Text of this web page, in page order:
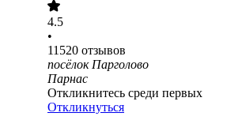
4.5
•
11520 отзывов
посёлок Парголово
Парнас
Откликнитесь среди первых
Откликнуться